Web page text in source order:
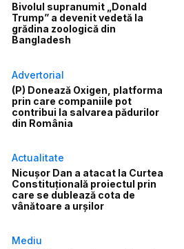
Bivolul supranumit „Donald
Trump” a devenit vedetă la
grădina zoologică din
Bangladesh
Advertorial
(P) Donează Oxigen, platforma
prin care companiile pot
contribui la salvarea pădurilor
din România
Actualitate
Nicușor Dan a atacat la Curtea
Constituțională proiectul prin
care se dublează cota de
vânătoare a urșilor
Mediu